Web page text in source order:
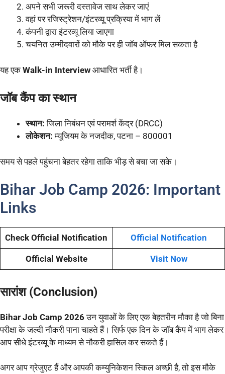
अपने सभी जरूरी दस्तावेज साथ लेकर जाएं
वहां पर रजिस्ट्रेशन/इंटरव्यू प्रक्रिया में भाग लें
कंपनी द्वारा इंटरव्यू लिया जाएगा
चयनित उम्मीदवारों को मौके पर ही जॉब ऑफर मिल सकता है
यह एक Walk-in Interview आधारित भर्ती है।
जॉब कैंप का स्थान
स्थान: जिला निबंधन एवं परामर्श केंद्र (DRCC)
लोकेशन: म्यूजियम के नजदीक, पटना – 800001
समय से पहले पहुंचना बेहतर रहेगा ताकि भीड़ से बचा जा सके।
Bihar Job Camp 2026: Important
Links
Check Official Notification Official Notification
Official Website Visit Now
सारांश (Conclusion)
Bihar Job Camp 2026उन युवाओं के लिए एक बेहतरीन मौका है जो बिना
परीक्षा के जल्दी नौकरी पाना चाहते हैं। सिर्फ एक दिन के जॉब कैंप में भाग लेकर
आप सीधे इंटरव्यू के माध्यम से नौकरी हासिल कर सकते हैं।
अगर आप ग्रेजुएट हैं और आपकी कम्युनिकेशन स्किल अच्छी है, तो इस मौके